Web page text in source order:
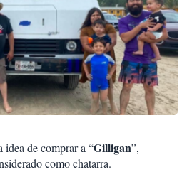
idea de comprar a “Gilligan”,
como chatarra.